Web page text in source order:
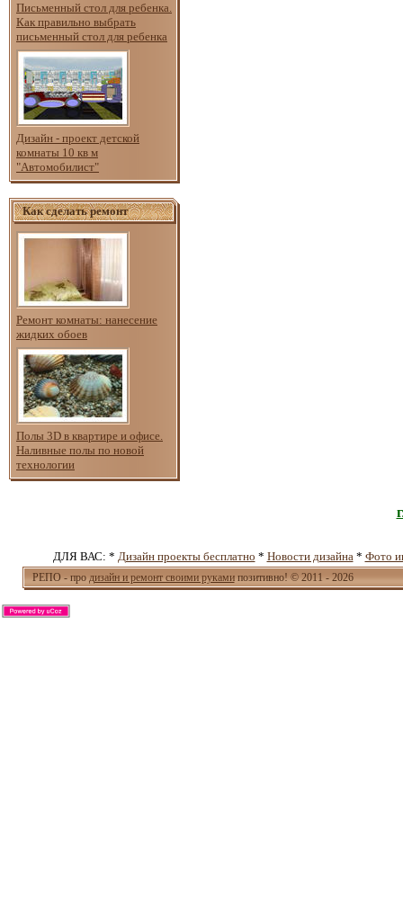
Письменный стол для ребенка.
Как правильно выбрать
письменный стол для ребенка
Дизайн - проект детской
комнаты 10 кв м
"Автомобилист"
Как сделать ремонт
Ремонт комнаты: нанесение
жидких обоев
Полы 3D в квартире и офисе.
Наливные полы по новой
технологии
ДЛЯ ВАС: * Дизайн проекты бесплатно * Новости дизайна* Фото
РЕПО - продизайн и ремонт своими рукамипозитивно! © 2011 - 2026